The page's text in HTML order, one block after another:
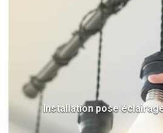
Installation pose